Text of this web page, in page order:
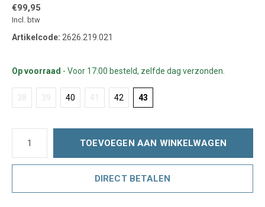
€99,95
Incl. btw
Artikelcode: 2626.219.021
Op voorraad - Voor 17:00 besteld, zelfde dag verzonden.
38 39 40 41 42 43
TOEVOEGEN AAN WINKELWAGEN
DIRECT BETALEN